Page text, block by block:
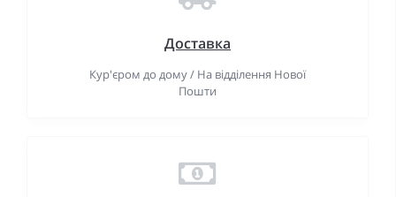
Доставка
Кур'єром до дому / На відділення Нової
Пошти